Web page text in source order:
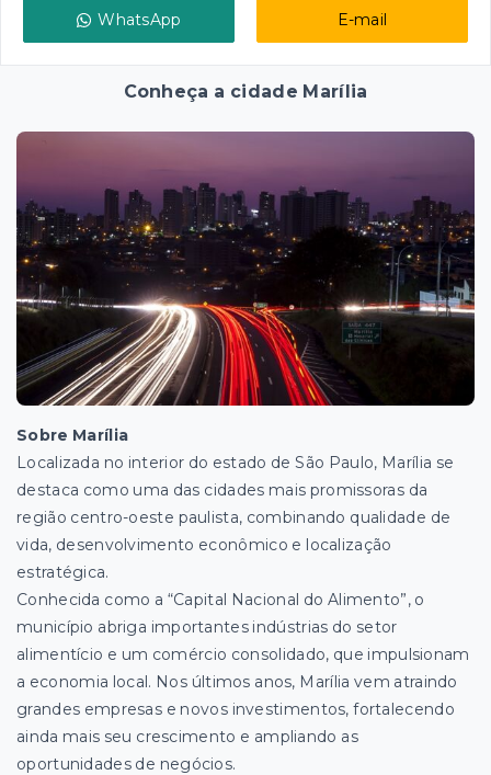
WhatsApp E-mail
Conheça a cidade Marília
Sobre Marília
Localizada no interior do estado de São Paulo, Marília se
destaca como uma das cidades mais promissoras da
região centro-oeste paulista, combinando qualidade de
vida, desenvolvimento econômico e localização
estratégica.
Conhecida como a “Capital Nacional do Alimento”, o
município abriga importantes indústrias do setor
alimentício e um comércio consolidado, que impulsionam
a economia local. Nos últimos anos, Marília vem atraindo
grandes empresas e novos investimentos, fortalecendo
ainda mais seu crescimento e ampliando as
oportunidades de negócios.